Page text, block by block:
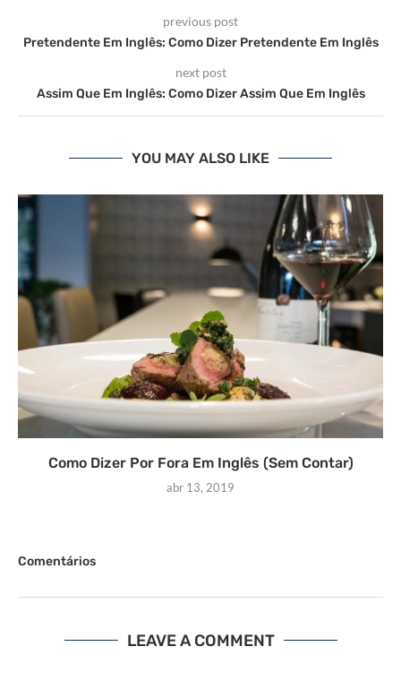
previous post
Pretendente Em Inglês: Como Dizer Pretendente Em Inglês
next post
Assim Que Em Inglês: Como Dizer Assim Que Em Inglês
YOU MAY ALSO LIKE
Como Dizer Por Fora Em Inglês (Sem Contar)
abr 13, 2019
Comentários
LEAVE A COMMENT